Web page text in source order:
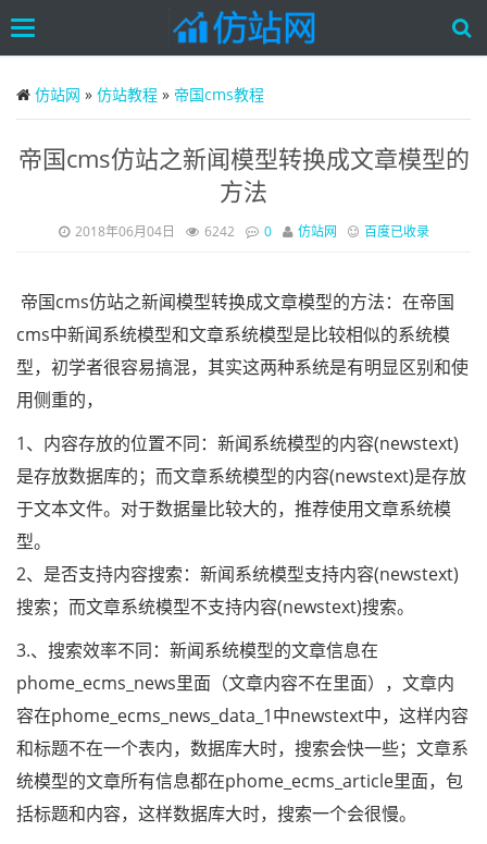
to
main
Toggle
仿站网 » 仿站教程 » 帝国cms教程
帝国cms仿站之新闻模型转换成文章模型的
方法
2018年06月04日 6242 0 仿站网 百度已收录
帝国cms仿站之新闻模型转换成文章模型的方法：在帝国
cms中新闻系统模型和文章系统模型是比较相似的系统模
型，初学者很容易搞混，其实这两种系统是有明显区别和使
用侧重的，
1、内容存放的位置不同：新闻系统模型的内容(newstext)
是存放数据库的；而文章系统模型的内容(newstext)是存放
于文本文件。对于数据量比较大的，推荐使用文章系统模
型。
2、是否支持内容搜索：新闻系统模型支持内容(newstext)
搜索；而文章系统模型不支持内容(newstext)搜索。
3.、搜索效率不同：新闻系统模型的文章信息在
phome_ecms_news里面（文章内容不在里面），文章内
容在phome_ecms_news_data_1中newstext中，这样内容
和标题不在一个表内，数据库大时，搜索会快一些；文章系
统模型的文章所有信息都在phome_ecms_article里面，包
括标题和内容，这样数据库大时，搜索一个会很慢。